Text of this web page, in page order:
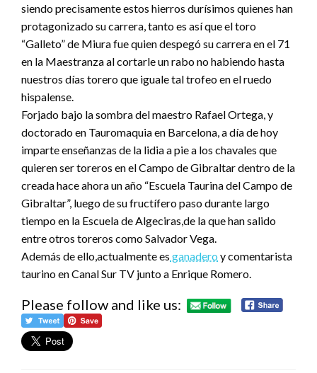
siendo precisamente estos hierros durísimos quienes han
protagonizado su carrera, tanto es así que el toro
“Galleto” de Miura fue quien despegó su carrera en el 71
en la Maestranza al cortarle un rabo no habiendo hasta
nuestros días torero que iguale tal trofeo en el ruedo
hispalense.
Forjado bajo la sombra del maestro Rafael Ortega, y
doctorado en Tauromaquia en Barcelona, a día de hoy
imparte enseñanzas de la lidia a pie a los chavales que
quieren ser toreros en el Campo de Gibraltar dentro de la
creada hace ahora un año “Escuela Taurina del Campo de
Gibraltar”, luego de su fructífero paso durante largo
tiempo en la Escuela de Algeciras,de la que han salido
entre otros toreros como Salvador Vega.
Además de ello,actualmente es ganadero y comentarista
taurino en Canal Sur TV junto a Enrique Romero.
Please follow and like us: